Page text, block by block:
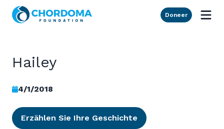
Skip to Main Content
Doneer
Hailey
4/1/2018
Erzählen Sie Ihre Geschichte